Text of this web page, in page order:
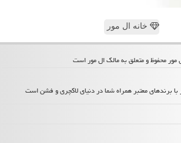
خانه ال مور
برندهای معتبر همراه شما در دنیای لاکچری و فشن است